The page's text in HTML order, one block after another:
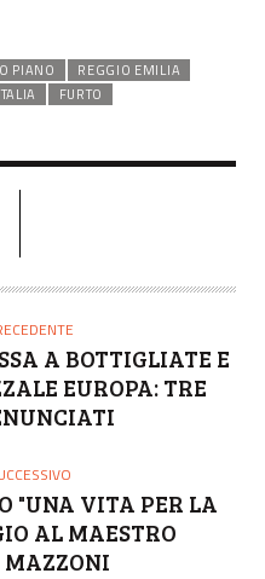
PIANO
REGGIO EMILIA
FURTO
A BOTTIGLIATE E
EUROPA: TRE
"UNA VITA PER LA
AL MAESTRO
MAZZONI